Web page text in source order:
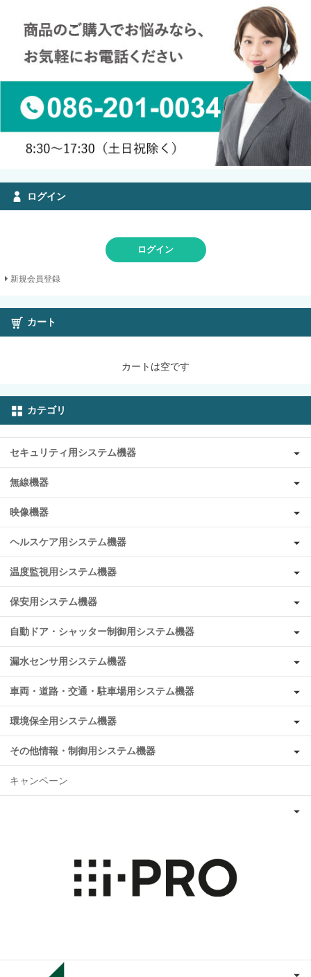
ログイン
ログイン
新規会員登録
カート
カートは空です
カテゴリ
セキュリティ用システム機器
無線機器
映像機器
ヘルスケア用システム機器
温度監視用システム機器
保安用システム機器
自動ドア・シャッター制御用システム機器
漏水センサ用システム機器
車両・道路・交通・駐車場用システム機器
環境保全用システム機器
その他情報・制御用システム機器
キャンペーン